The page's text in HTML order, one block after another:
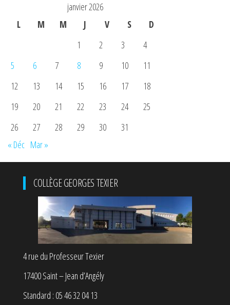
janvier 2026
L
M M J V S
D
1
2 3
4
5
6 7 8 9 10
11
12
13 14 15 16 17
18
19
20 21 22 23 24
25
26
27 28 29 30
31
« Déc Mar »
COLLÈGE GEORGES TEXIER
4 rue du Professeur Texier
17400 Saint – Jean d’Angély
Standard : 05 46 32 04 13